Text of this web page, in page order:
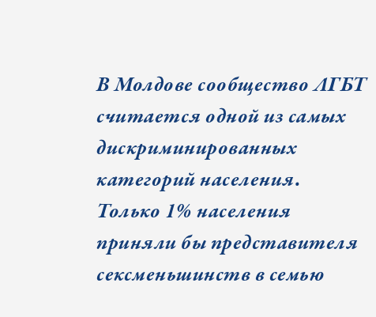
В Молдове сообщество ЛГБТ
считается одной из самых
дискриминированных
категорий населения.
Только 1%населения
приняли бы представителя
сексменьшинств в семью